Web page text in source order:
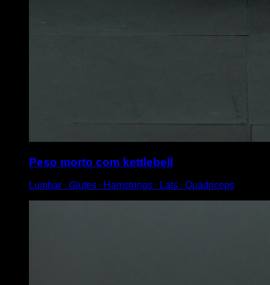
Peso morto com kettlebell
Lumbar ∙ Glutes ∙ Hamstrings ∙ Lats ∙ Quadriceps